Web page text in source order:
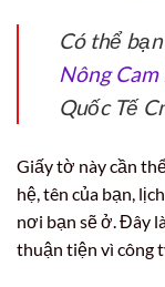
Có thể
Nông Cam
Quốc Tế
Giấy tờ này cần
hệ, tên của bạn,
nơi bạn sẽ ở. Đây
thuận tiện vì công